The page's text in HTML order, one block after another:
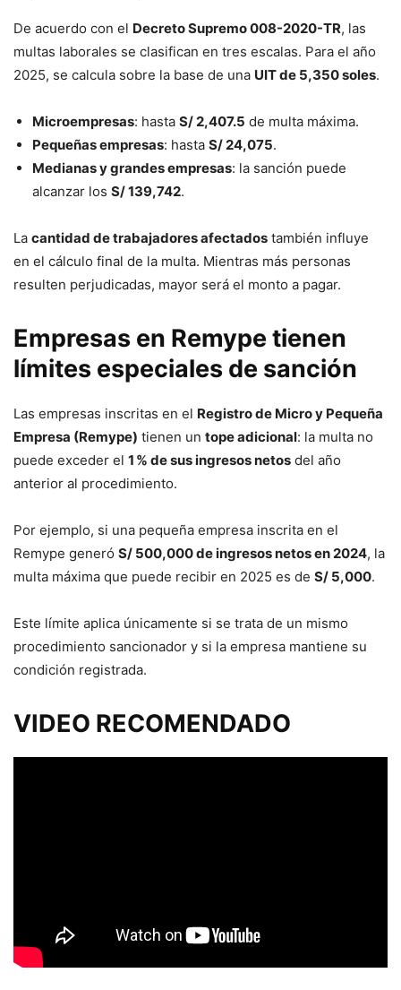
De acuerdo con el Decreto Supremo 008-2020-TR, las
multas laborales se clasifican en tres escalas. Para el año
2025, se calcula sobre la base de una UIT de 5,350 soles.
Microempresas: hasta S/ 2,407.5 de multa máxima.
Pequeñas empresas: hasta S/ 24,075.
Medianas y grandes empresas: la sanción puede
alcanzar los S/ 139,742.
La cantidad de trabajadores afectados también influye
en el cálculo final de la multa. Mientras más personas
resulten perjudicadas, mayor será el monto a pagar.
Empresas en Remype tienen
límites especiales de sanción
Las empresas inscritas en el Registro de Micro y Pequeña
Empresa (Remype) tienen un tope adicional: la multa no
puede exceder el 1 % de sus ingresos netos del año
anterior al procedimiento.
Por ejemplo, si una pequeña empresa inscrita en el
Remype generó S/ 500,000 de ingresos netos en 2024, la
multa máxima que puede recibir en 2025 es de S/ 5,000.
Este límite aplica únicamente si se trata de un mismo
procedimiento sancionador y si la empresa mantiene su
condición registrada.
VIDEO RECOMENDADO